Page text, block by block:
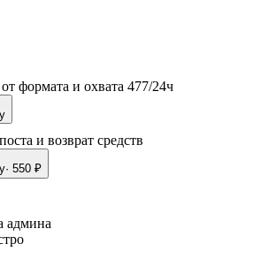
формата и охвата 477/24ч
и возврат средств
· 550 ₽
админа